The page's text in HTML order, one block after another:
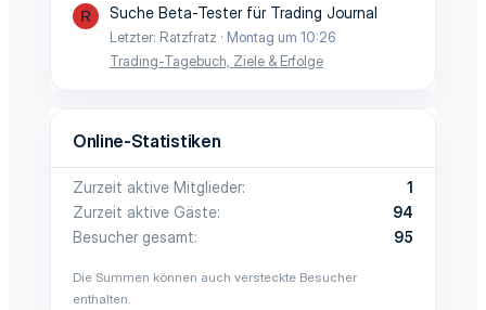
R Suche Beta-Tester für Trading Journal
Letzter: Ratzfratz
Montag um 10:26
Trading-Tagebuch, Ziele & Erfolge
Online-Statistiken
Zurzeit aktive Mitglieder
1
Zurzeit aktive Gäste
94
Besucher gesamt
95
Die Summen können auch versteckte Besucher
enthalten.